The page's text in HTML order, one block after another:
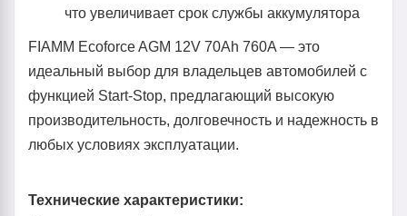
что увеличивает срок службы аккумулятора
FIAMM Ecoforce AGM 12V 70Ah 760A — это
идеальный выбор для владельцев автомобилей с
функцией Start-Stop, предлагающий высокую
производительность, долговечность и надежность в
любых условиях эксплуатации.
Технические характеристики: